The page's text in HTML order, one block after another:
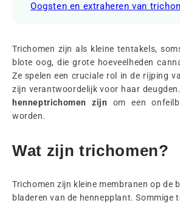
Oogsten en extraheren van
Trichomen zijn als kleine tentakels,
blote oog, die grote hoeveelheden
Ze spelen een cruciale rol in de rijping
zijn verantwoordelijk voor haar deugden.
henneptrichomen zijn
om een
worden.
Wat zijn trichomen?
Trichomen zijn kleine membranen op de
bladeren van de hennepplant. Sommige